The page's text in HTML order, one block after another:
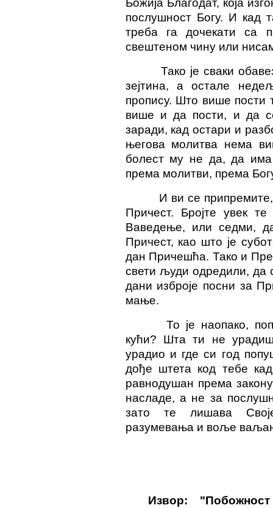
Божија Благодат, која
послушност Богу. И кад
треба га дочекати са
свештеном чину или
Тако је сваки
зејтина, а остале
пропису. Што више пости
више и да пости, и да
заради, кад остари и
његова молитва нема
болест му не да, да има
према молитви, према
И ви се
Причест. Бројте увек
Ваведење, или седми,
Причест, као што је
дан Причешћа. Тако и
свети људи одредили, да
дани изброје посни за
мање.
То је наопако,
кући? Шта ти не
урадио и где си год
дође штета код тебе
равнодушан према
насладе, а не за
зато те лишава
разумевања и воље
Извор: